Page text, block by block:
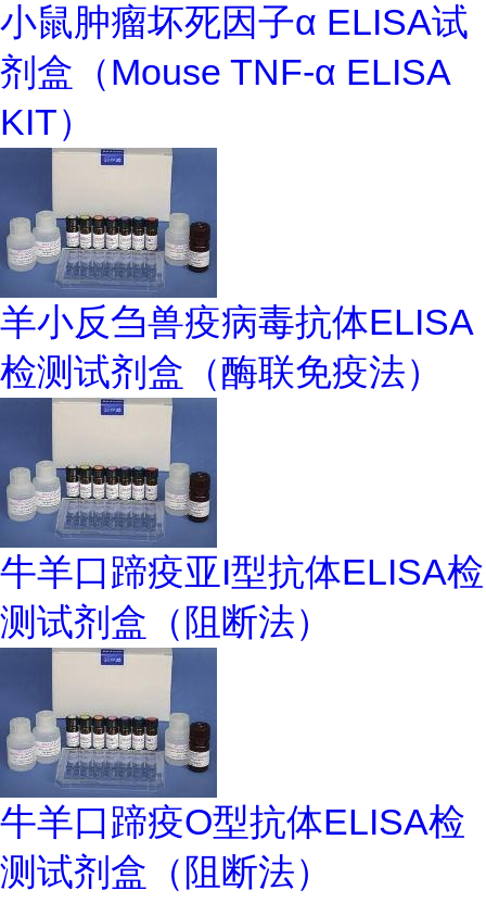
小鼠肿瘤坏死因子α ELISA试
剂盒（Mouse TNF-α ELISA
KIT）
羊小反刍兽疫病毒抗体ELISA
检测试剂盒（酶联免疫法）
牛羊口蹄疫亚I型抗体ELISA检
测试剂盒（阻断法）
牛羊口蹄疫O型抗体ELISA检
测试剂盒（阻断法）